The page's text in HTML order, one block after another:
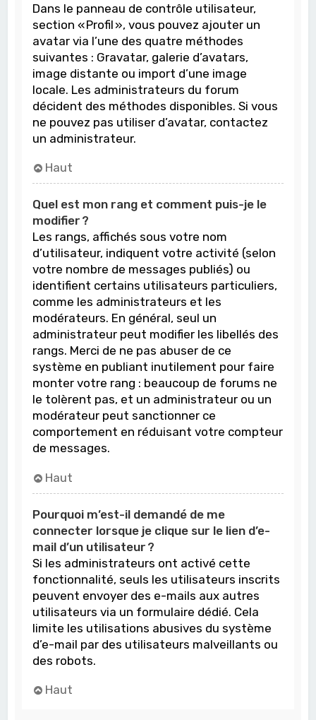
Dans le panneau de contrôle utilisateur,
section « Profil », vous pouvez ajouter un
avatar via l’une des quatre méthodes
suivantes : Gravatar, galerie d’avatars,
image distante ou import d’une image
locale. Les administrateurs du forum
décident des méthodes disponibles. Si vous
ne pouvez pas utiliser d’avatar, contactez
un administrateur.
Haut
Quel est mon rang et comment puis-je le
modifier ?
Les rangs, affichés sous votre nom
d’utilisateur, indiquent votre activité (selon
votre nombre de messages publiés) ou
identifient certains utilisateurs particuliers,
comme les administrateurs et les
modérateurs. En général, seul un
administrateur peut modifier les libellés des
rangs. Merci de ne pas abuser de ce
système en publiant inutilement pour faire
monter votre rang : beaucoup de forums ne
le tolèrent pas, et un administrateur ou un
modérateur peut sanctionner ce
comportement en réduisant votre compteur
de messages.
Haut
Pourquoi m’est-il demandé de me
connecter lorsque je clique sur le lien d’e-
mail d’un utilisateur ?
Si les administrateurs ont activé cette
fonctionnalité, seuls les utilisateurs inscrits
peuvent envoyer des e-mails aux autres
utilisateurs via un formulaire dédié. Cela
limite les utilisations abusives du système
d’e-mail par des utilisateurs malveillants ou
des robots.
Haut